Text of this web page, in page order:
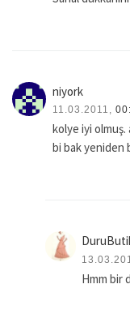
niyork
11.03.2011,
kolye iyi olmuş.
bi bak yeniden
Hmm bir